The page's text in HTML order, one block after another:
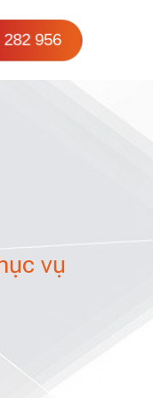
282 956
vụ